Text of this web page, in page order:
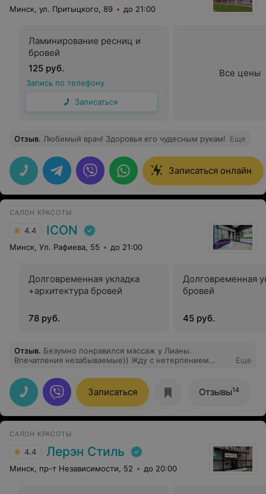
Минск, ул. Притыцкого, 89 до 21:00
Ламинирование ресниц и
бровей
125 руб.
Запись по телефону
Записаться
Все цены
Отзыв. Любимый врач! Здоровья его чудесным рукам! Еще
Записаться онлайн
САЛОН КРАСОТЫ
4.4 ICON
Минск, Ул. Рафиева, 55 до 21:00
Долговременная укладка
+архитектура бровей
78 руб.
Долговременная
бровей
45 руб.
Отзыв. Безумно понравился массаж у Лианы.
Впечатления незабываемые)) Жду с нетерпением
Еще
Записаться Отзывы14
САЛОН КРАСОТЫ
4.4 Лерэн Стиль
Минск, пр-т Независимости, 52 до 20:00